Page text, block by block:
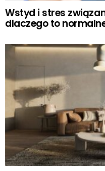
Wstyd i stres
dlaczego to